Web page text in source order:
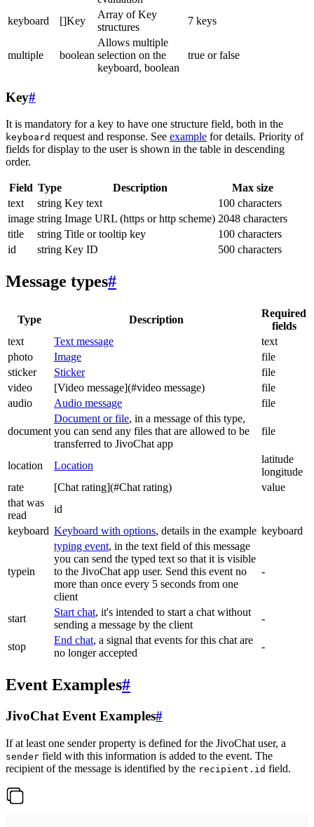
keyboard []Key
Array of Key
structures
7 keys
multiple boolean
Allows multiple
selection on the
keyboard, boolean
true or false
Key#
It is mandatory for a key to have one structure field, both in the
keyboard request and response. See example for details. Priority of
fields for display to the user is shown in the table in descending
order.
Field Type Description
Max size
text
string Key text
100 characters
image string Image URL (https or http scheme) 2048 characters
title
string Title or tooltip key
100 characters
id
string Key ID 500 characters
Message types#
Type Description
Required
fields
text
Text message
text
photo
Image
file
sticker
Sticker
file
video
[Video message](#video message)
file
audio
Audio message file
document
Document or file, in a message of this type,
you can send any files that are allowed to be
transferred to JivoChat app
file
location Location
latitude
longitude
rate
[Chat rating](#Chat rating)
value
that was
read
id
keyboard Keyboard with options, details in the example keyboard
typein
typing event, in the text field of this message
you can send the typed text so that it is visible
to the JivoChat app user. Send this event no
more than once every 5 seconds from one
client
-
start
Start chat, it's intended to start a chat without
sending a message by the client
-
stop
End chat, a signal that events for this chat are
no longer accepted
-
Event Examples#
JivoChat Event Examples#
If at least one sender property is defined for the JivoChat user, a
sender field with this information is added to the event. The
recipient of the message is identified by the recipient.id field.